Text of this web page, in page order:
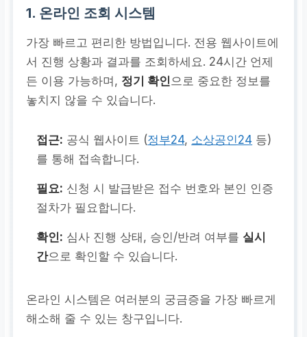
1. 온라인 조회 시스템
가장 빠르고 편리한 방법입니다. 전용 웹사이트에
서 진행 상황과 결과를 조회하세요. 24시간 언제
든 이용 가능하며, 정기 확인 으로 중요한 정보를
놓치지 않을 수 있습니다.
접근: 공식 웹사이트 (정부24, 소상공인24 등)
를 통해 접속합니다.
필요: 신청 시 발급받은 접수 번호와 본인 인증
절차가 필요합니다.
확인: 심사 진행 상태, 승인/반려 여부를 실시
간으로 확인할 수 있습니다.
온라인 시스템은 여러분의 궁금증을 가장 빠르게
해소해 줄 수 있는 창구입니다.